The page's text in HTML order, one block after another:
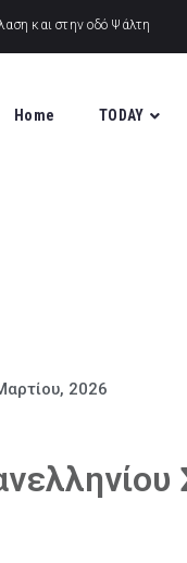
Home TODAY
2026